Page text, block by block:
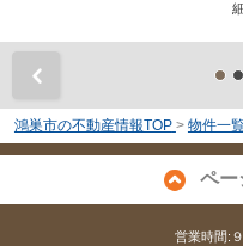
鴻巣市の不動産情報TOP > 物件一
ペー
営業時間: